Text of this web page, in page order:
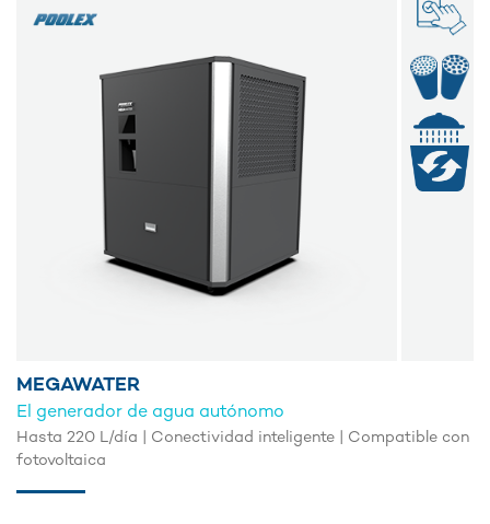
MEGAWATER
El generador de agua autónomo
Hasta 220 L/día | Conectividad inteligente | Compatible con
fotovoltaica